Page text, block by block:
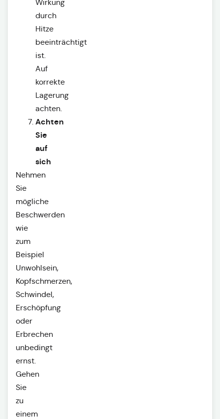
Wirkung
durch
Hitze
beeinträchtigt
ist.
Auf
korrekte
Lagerung
achten.
Achten
Sie
auf
sich
Nehmen
Sie
mögliche
Beschwerden
wie
zum
Beispiel
Unwohlsein,
Kopfschmerzen,
Schwindel,
Erschöpfung
oder
Erbrechen
unbedingt
ernst.
Gehen
Sie
zu
einem